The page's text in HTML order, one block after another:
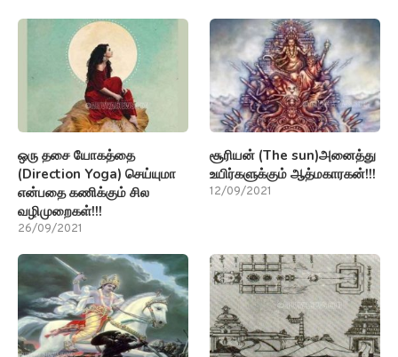
ஒரு தசை யோகத்தை
(Direction Yoga) செய்யுமா
என்பதை கணிக்கும் சில
வழிமுறைகள்!!!
26/09/2021
சூரியன் (The sun)அனைத்து
உயிர்களுக்கும் ஆத்மகாரகன்!!!
12/09/2021